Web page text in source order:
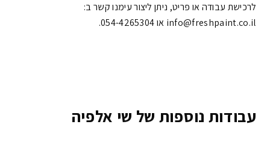
לרכישת עבודה או פריט, ניתן ליצור עימנו קשר ב:
info@freshpaint.co.il‏ או 054-4265304.
עבודות נוספות של שי אלפיה